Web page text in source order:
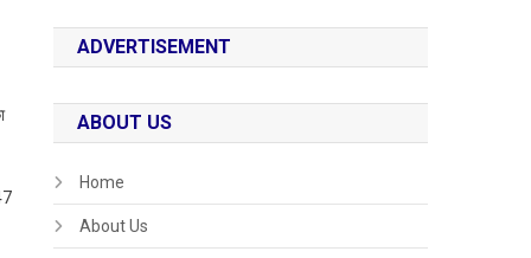
ADVERTISEMENT
ABOUT US
Home
About Us